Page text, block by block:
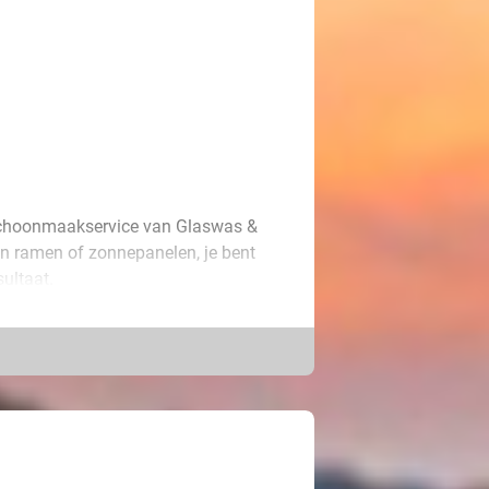
van Glaswas &
ramen of zonnepanelen, je bent
hoekwoning, halfvrijstaande
wel een grondige opknapbeurt
Zo zien jouw ramen of